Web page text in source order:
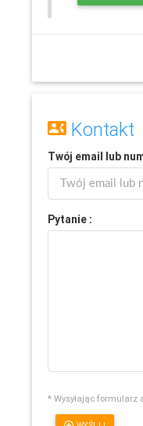
Kontakt
Twój email lub
Pytanie :
* Wysyłając formularz